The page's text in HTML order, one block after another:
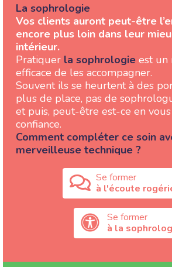
La sophrologie
Vos clients auront peut-être
encore plus loin dans leur
intérieur.
Pratiquer la sophrologieest un
efficace de les accompagner.
Souvent ils se heurtent à des
plus de place, pas de
et puis, peut-être est-ce en vous
confiance.
Comment compléter ce soin
merveilleuse technique ?
Se former
à l'écoute
Se former
à la